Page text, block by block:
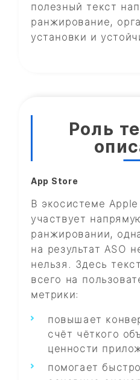
полезный текст
ранжирование,
установки и
Роль
App Store
В экосистеме
участвует
ранжировании,
на результат ASO
нельзя. Здесь
всего на
метрики:
повышает
счёт чёткого
ценности
помогает